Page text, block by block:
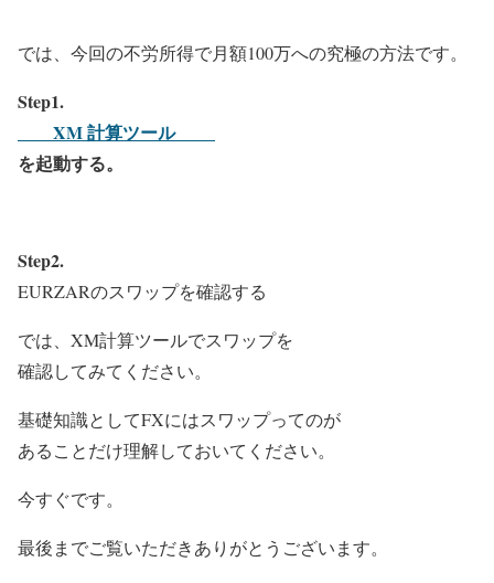
では、今回の不労所得で月額100万への究極の方法です。
Step1.
XM 計算ツール
を起動する。
Step2.
EURZARのスワップを確認する
では、XM計算ツールでスワップを
確認してみてください。
基礎知識としてFXにはスワップってのが
あることだけ理解しておいてください。
今すぐです。
最後までご覧いただきありがとうございます。